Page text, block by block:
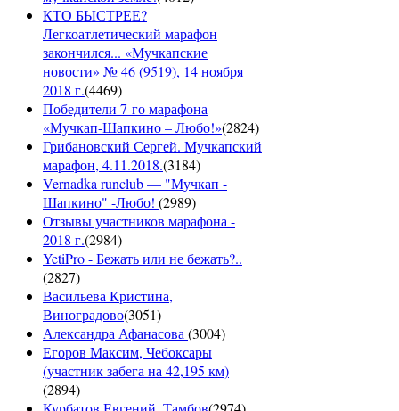
КТО БЫСТРЕЕ?
Легкоатлетический марафон
закончился... «Мучкапские
новости» № 46 (9519), 14 ноября
2018 г.(4469)
Победители 7-го марафона
«Мучкап-Шапкино – Любо!»(2824)
Грибановский Сергей. Мучкапский
марафон, 4.11.2018.(3184)
Vernadka runclub — "Мучкап -
Шапкино" -Любо! (2989)
Отзывы участников марафона -
2018 г.(2984)
YetiPro - Бежать или не бежать?..
(2827)
Васильева Кристина,
Виноградово(3051)
Александра Афанасова(3004)
Егоров Максим, Чебоксары
(участник забега на 42,195 км)
(2894)